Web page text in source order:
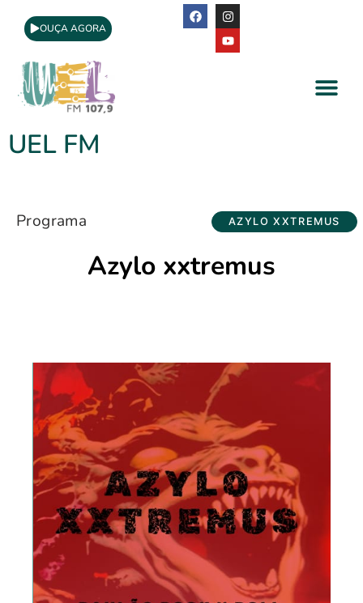
OUÇA AGORA
UEL FM
Programa AZYLO XXTREMUS
Azylo xxtremus